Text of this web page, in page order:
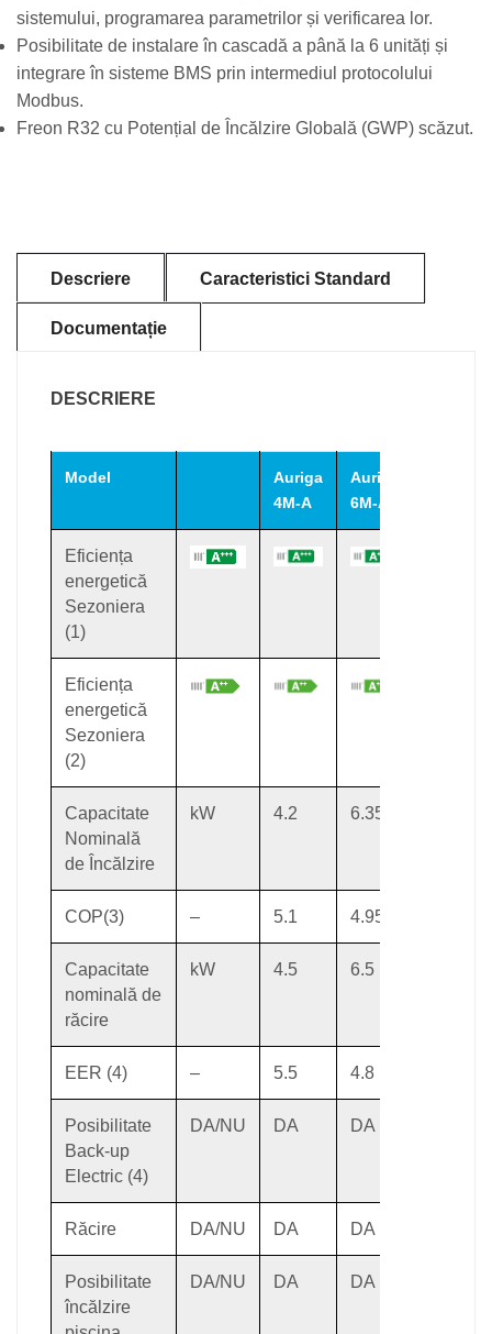
sistemului, programarea parametrilor și verificarea lor.
Posibilitate de instalare în cascadă a până la 6 unități și
integrare în sisteme BMS prin intermediul protocolului
Modbus.
Freon R32 cu Potențial de Încălzire Globală (GWP) scăzut.
Descriere Caracteristici Standard
Documentație
DESCRIERE
Model
Auriga
4M-A
Auriga
6M-A
Eficiența
energetică
Sezoniera
(1)
Eficiența
energetică
Sezoniera
(2)
Capacitate
Nominală
de Încălzire
kW 4.2 6.35
COP(3) – 5.1 4.95
Capacitate
nominală de
răcire
kW 4.5 6.5
EER (4) – 5.5 4.8
Posibilitate
Back-up
Electric (4)
DA/NU DA DA
Răcire DA/NU DA DA
Posibilitate
încălzire
DA/NU DA DA